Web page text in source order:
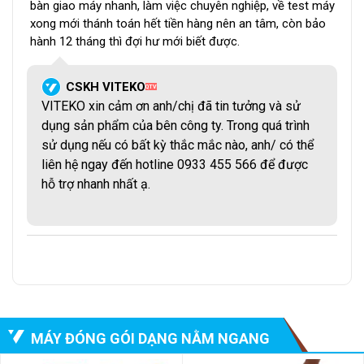
Thiết bị này được trang bị tích hợp các thiết bị khác
III. Cấu tạo và nguyên lý hoạt động của máy
đóng gói đũa
bàn giao máy nhanh, làm việc chuyên nghiệp, về test máy
xong mới thánh toán hết tiền hàng nên an tâm, còn bảo
hành 12 tháng thì đợi hư mới biết được.
CSKH VITEKOQTV
VITEKO xin cảm ơn anh/chị đã tin tưởng và sử
dụng sản phẩm của bên công ty. Trong quá trình
sử dụng nếu có bất kỳ thắc mắc nào, anh/ có thể
liên hệ ngay đến hotline 0933 455 566 để được
hỗ trợ nhanh nhất ạ.
MÁY ĐÓNG GÓI DẠNG NẰM NGANG